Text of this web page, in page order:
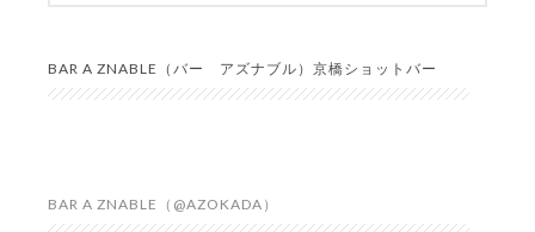
BAR A ZNABLE（バー アズナブル）京橋ショットバー
BAR A ZNABLE（@AZOKADA）